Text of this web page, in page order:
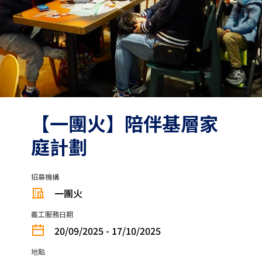
【一團火】⁠陪伴基層家
庭計劃
招募機構
一團火
義工服務日期
20/09/2025 - 17/10/2025
地點